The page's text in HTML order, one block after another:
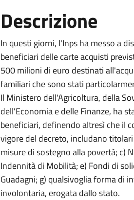
Descrizione
In questi giorni, l'Inps ha messo a
beneficiari delle carte acquisti
500 milioni di euro destinati
familiari che sono stati
Il Ministero dell'Agricoltura, della
dell'Economia e delle Finanze, ha
beneficiari, definendo altresì che il
vigore del decreto, includano
misure di sostegno alla povertà; c)
Indennità di Mobilità; e) Fondi di
Guadagni; g) qualsivoglia forma di
involontaria, erogata dallo stato.